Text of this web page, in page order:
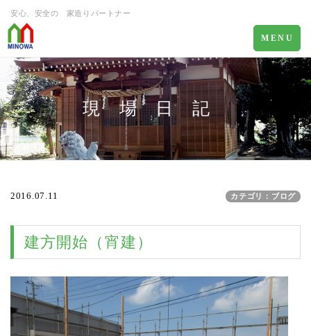
安心、安全の 家造りパートナー
Toggle
navigation
MENU
現 場 日 記
2016.07.11 カテゴリ：ブログ
建方開始（宵建）